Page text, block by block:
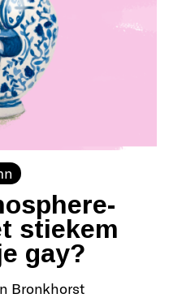
stiekem
gay?
Bronkhorst